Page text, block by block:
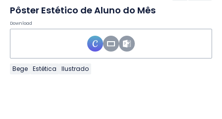
Pôster Estético de Aluno do Mês
Download
Bege Estética Ilustrado